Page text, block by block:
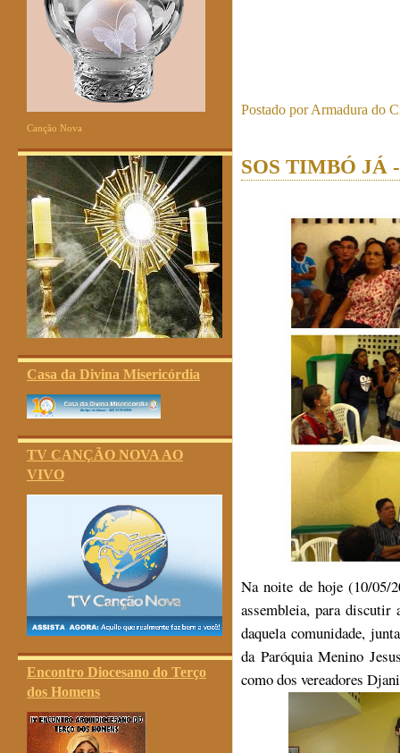
Canção Nova
Casa da Divina Misericórdia
TV CANÇÃO NOVA AO
VIVO
Encontro Diocesano do Terço
dos Homens
Postado porArmadura do
SOS TIMBÓ JÁ
Na noite de hoje (10/05/
assembleia, para discutir
daquela comunidade,
da Paróquia Menino
como dos vereadores